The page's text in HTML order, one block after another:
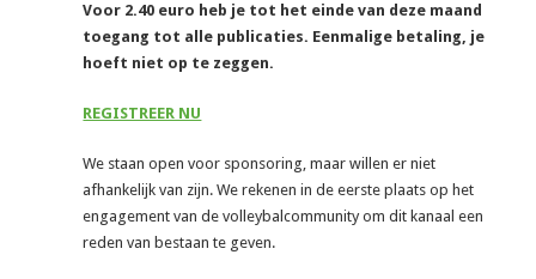
Voor 2.40 euro heb je tot het einde van deze maand
toegang tot alle publicaties. Eenmalige betaling, je
hoeft niet op te zeggen.
REGISTREER NU
We staan open voor sponsoring, maar willen er niet
afhankelijk van zijn. We rekenen in de eerste plaats op het
engagement van de volleybalcommunity om dit kanaal een
reden van bestaan te geven.